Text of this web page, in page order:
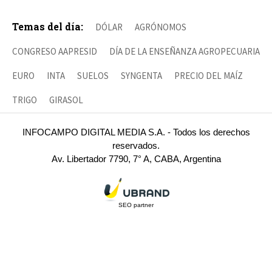
Temas del día: DÓLAR AGRÓNOMOS
CONGRESO AAPRESID DÍA DE LA ENSEÑANZA AGROPECUARIA
EURO INTA SUELOS SYNGENTA PRECIO DEL MAÍZ
TRIGO GIRASOL
INFOCAMPO DIGITAL MEDIA S.A. - Todos los derechos
reservados.
Av. Libertador 7790, 7° A, CABA, Argentina
SEO partner